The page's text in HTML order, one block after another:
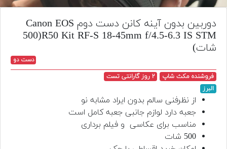
تجهیزات
مکث
پلاس
محصول
دست
دوم
لیست
قیمت
دوربین
دوربین بدون آینه کانن دست دوم Canon EOS
R50 Kit RF-S 18-45mm f/4.5-6.3 IS STM(500
شات)
دست دو
فروشنده مکث شاپ
۲ روز گارانتی تست
البرز
از نظرفنی سالم بدون ایراد مشابه نو
جعبه دارد لوازم جانبی جعبه کامل است
مناسب برای عکاسی و فیلم برداری
500 شات